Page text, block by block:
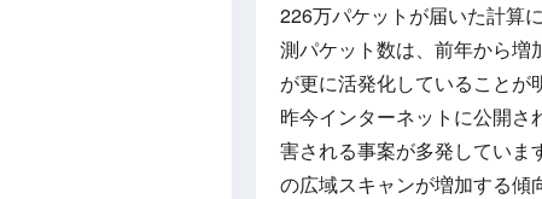
226万パケットが届いた計算
測パケット数は、前年から増
が更に活発化していることが
昨今インターネットに公開
害される事案が多発していま
の広域スキャンが増加する傾